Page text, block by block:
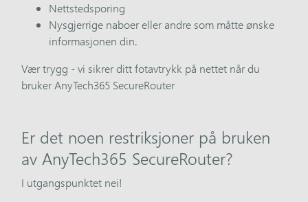
Nettstedsporing
Nysgjerrige naboer eller andre som måtte ønske
informasjonen din.
Vær trygg - vi sikrer ditt fotavtrykk på nettet når du
bruker AnyTech365 SecureRouter
Er det noen restriksjoner på bruken
av AnyTech365 SecureRouter?
I utgangspunktet nei!